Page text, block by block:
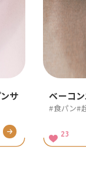
フレ
#超熟